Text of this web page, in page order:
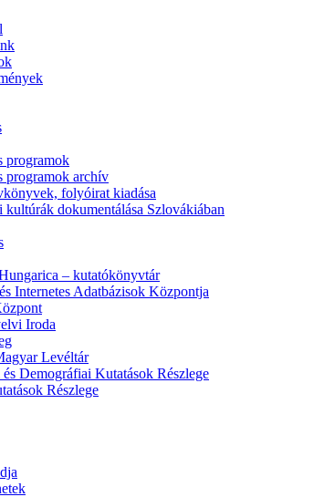
programok
programok archív
folyóirat kiadása
kultúrák dokumentálása Szlovákiában
– kutatókönyvtár
Internetes Adatbázisok Központja
Iroda
Levéltár
Demográfiai Kutatások Részlege
Részlege